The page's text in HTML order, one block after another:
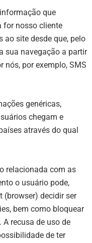
que
for nosso cliente
ao site desde que, pelo
sua navegação a partir
nós, por exemplo, SMS
genéricas,
chegam e
através do qual
relacionada com as
o usuário pode,
(browser) decidir ser
bem como bloquear
recusa de uso de
de ter